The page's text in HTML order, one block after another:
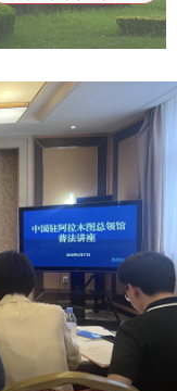
displayTemplate
激励人才和研究成
实现价值。（群众
哲学社会科学发展
displayTemplat